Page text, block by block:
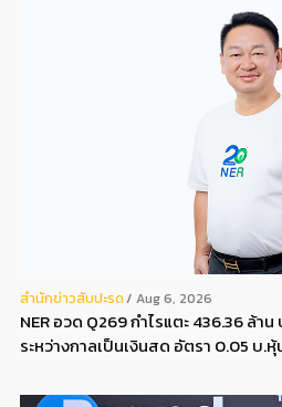
สํานักข่าวสับปะรด Aug 6, 2026
NER อวด Q269 กำไรแตะ 436.36 ล้
ระหว่างกาลเป็นเงินสด อัตรา 0.05 บ.หุ้